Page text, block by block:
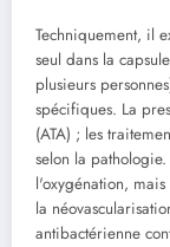
Techniquement, il
seul dans la
plusieurs
spécifiques. La
(ATA) ; les
selon la
l'oxygénation,
la
antibactérienne